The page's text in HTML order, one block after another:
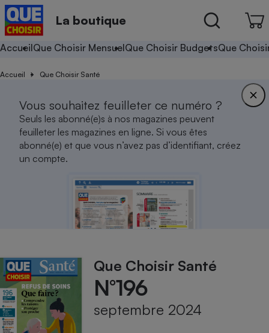
La boutique
AccueilQue Choisir MensuelQue Choisir BudgetsQue
Accueil Que Choisir Santé
Vous souhaitez feuilleter ce numéro ?
Seuls les abonné(e)s à nos magazines peuvent
feuilleter les magazines en ligne. Si vous êtes
abonné(e) et que vous n’avez pas d’identifiant, créez
un compte.
Que Choisir Santé
N°196
septembre 2024